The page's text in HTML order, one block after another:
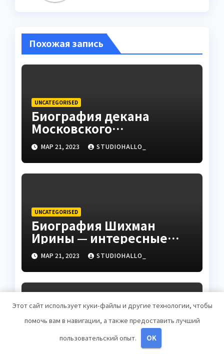
Похожая запись
UNCATEGORISED
Биография декана
Московского
государственного
университета Андрея
Сидорова — от студента
до руководителя
МАР 21, 2023 STUDIOHALLO_
UNCATEGORISED
Биография Шихман
Ирины — интересные
факты, достижения и
путь к успеху
МАР 21, 2023 STUDIOHALLO_
UNCATEGORISED
Причины появления
фурункулов в паху у
Этот сайт использует куки-файлы и другие технологии, чтобы
помочь вам в навигации, а также предоставить лучший
пользовательский опыт.
OK